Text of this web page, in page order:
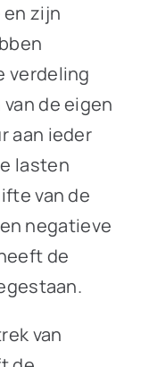
zijn
verdeling
de eigen
aan ieder
lasten
van de
negatieve
de
van